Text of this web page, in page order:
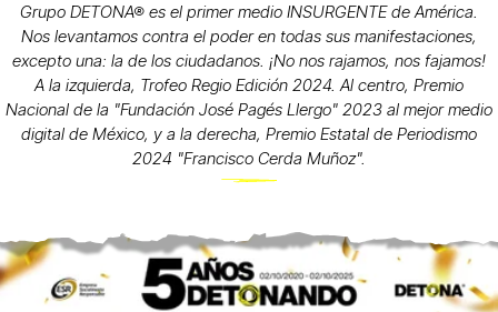
Grupo DETONA® es el primer medio INSURGENTE de América.
Nos levantamos contra el poder en todas sus manifestaciones,
excepto una: la de los ciudadanos. ¡No nos rajamos, nos fajamos!
A la izquierda, Trofeo Regio Edición 2024. Al centro, Premio
Nacional de la "Fundación José Pagés Llergo" 2023 al mejor medio
digital de México, y a la derecha, Premio Estatal de Periodismo
2024 "Francisco Cerda Muñoz".